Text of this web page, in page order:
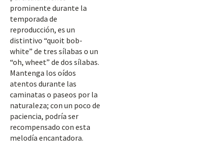
prominente durante la
temporada de
reproducción, es un
distintivo “quoit bob-
white” de tres sílabas o un
“oh, wheet” de dos sílabas.
Mantenga los oídos
atentos durante las
caminatas o paseos por la
naturaleza; con un poco de
paciencia, podría ser
recompensado con esta
melodía encantadora.